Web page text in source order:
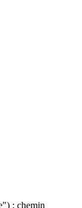
: chemin